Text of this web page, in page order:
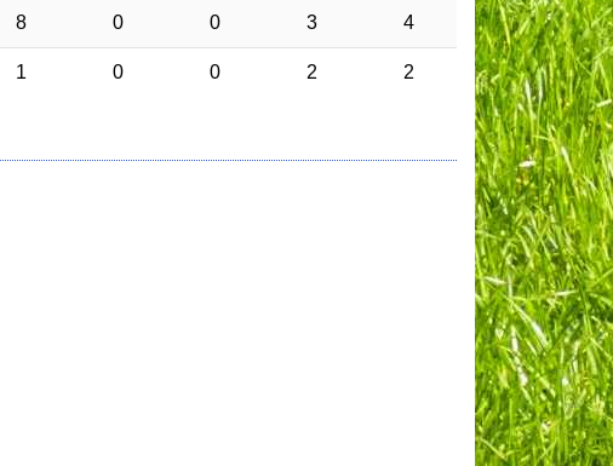
8 0 0 3 4
1 0 0 2 2